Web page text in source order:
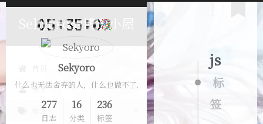
Sekyoro的博客小屋
关于
标签
js
标
签
Sekyoro
什么也无法舍弃的人，什么也做不了.
277
日志
16
分类
236
标签